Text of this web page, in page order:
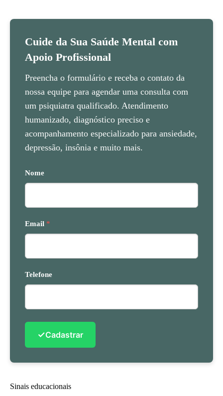
Cuide da Sua Saúde Mental com
Apoio Profissional
Preencha o formulário e receba o contato da
nossa equipe para agendar uma consulta com
um psiquiatra qualificado. Atendimento
humanizado, diagnóstico preciso e
acompanhamento especializado para ansiedade,
depressão, insônia e muito mais.
Nome
Email *
Telefone
✓Cadastrar
Sinais educacionais